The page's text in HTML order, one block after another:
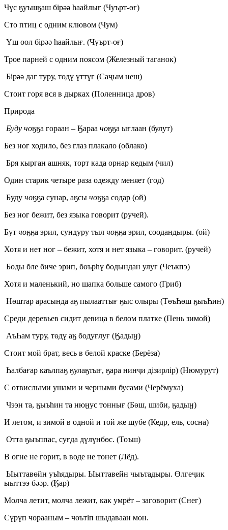
Чүс ӄуъшӄаш бірәә һаайлығ (Чуърт-өғ)
Сто птиц с одним клювом (Чум)
Үш оол бірәә һаайлығ. (Чуърт-оғ)
Трое парней с одним поясом (Железный таганок)
Бірәә дағ туру, төдү үттүғ (Саҷым неш)
Стоит горя вся в дырках (Поленница дров)
Природа
Буду чоӄӄа гораан – Ӄараа чоӄӄа ығлаан (булут)
Без ног ходило, без глаз плакало (облако)
Бря кырган ашняк, торт када орнар кедым (чил)
Один старик четыре раза одежду меняет (год)
Буду чоӄӄа сунар, аӄсы чоӄӄа содар (ой)
Без ног бежит, без языка говорит (ручей).
Бут чоӄӄа эрил, сундуру тыл чоӄӄа эрил, соодандыры. (ой)
Хотя и нет ног – бежит, хотя и нет языка – говорит. (ручей)
Боды бле биче эрип, бөърһү бодындан улуғ (Чеъкпэ)
Хотя и маленький, но шапка больше самого (Гриб)
Нөштар арасында аӄ пылааттығ ӄыс олыры (ТөъҺөш ӄыъҺин)
Среди деревьев сидит девица в белом платке (Пень зимой)
АъҺам туру, төдү аӄ бодуғлуғ (Ӄадыӈ)
Стоит мой брат, весь в белой краске (Берёза)
Һалбағар каълпаӄ ӄулаӄтығ, ӄара нинҷи дізирлір) (Нюмурут)
С отвислыми ушами и черными бусами (Черёмуха)
Чээн та, ӄыъһин та нюӈус тоннығ (Бөш, шиби, ӄадыӈ)
И летом, и зимой в одной и той же шубе (Кедр, ель, сосна)
Отта ӄыъппас, суғда дүлүнбөс. (Тоъш)
В огне не горит, в воде не тонет (Лёд).
Ыыттавөйн уъһядыры. Ыыттавейн чыътадыры. Өлгеҷик
ыыттээ бәәр. (Ӄар)
Молча летит, молча лежит, как умрёт – заговорит (Снег)
Сүрүп чорааным – чөътіп шыдаваан мөн.